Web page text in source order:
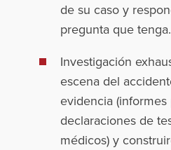
de su caso y
pregunta que tenga.
Investigación
escena del
evidencia (informes
declaraciones de
médicos) y